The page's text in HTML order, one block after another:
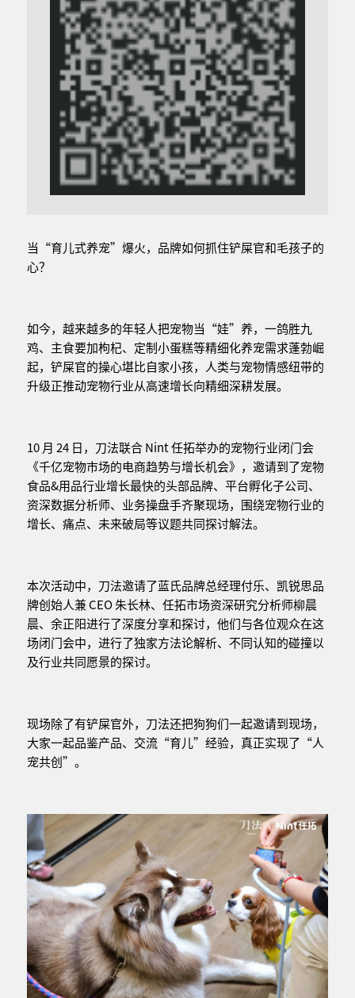
当“育儿式养宠”爆火，品牌如何抓住铲屎官和毛孩子的
心？
如今，越来越多的年轻人把宠物当“娃”养，一鸽胜九
鸡、主食要加枸杞、定制小蛋糕等精细化养宠需求蓬勃崛
起，铲屎官的操心堪比自家小孩，人类与宠物情感纽带的
升级正推动宠物行业从高速增长向精细深耕发展。
10 月 24 日，刀法联合 Nint 任拓举办的宠物行业闭门会
《千亿宠物市场的电商趋势与增长机会》，邀请到了宠物
食品&用品行业增长最快的头部品牌、平台孵化子公司、
资深数据分析师、业务操盘手齐聚现场，围绕宠物行业的
增长、痛点、未来破局等议题共同探讨解法。
本次活动中，刀法邀请了蓝氏品牌总经理付乐、凯锐思品
牌创始人兼 CEO 朱长林、任拓市场资深研究分析师柳晨
晨、余正阳进行了深度分享和探讨，他们与各位观众在这
场闭门会中，进行了独家方法论解析、不同认知的碰撞以
及行业共同愿景的探讨。
现场除了有铲屎官外，刀法还把狗狗们一起邀请到现场，
大家一起品鉴产品、交流“育儿”经验，真正实现了“人
宠共创”。